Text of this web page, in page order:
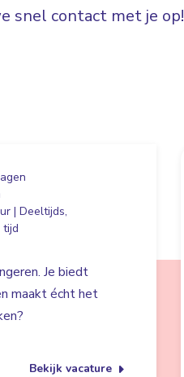
snel contact met je op!
| Deeltijds,
tijd
Je biedt
maakt écht het
Bekijk vacature